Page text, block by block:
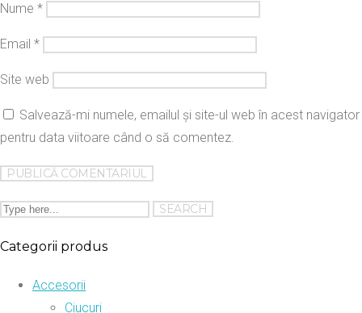
Nume *
Email *
Site web
Salvează-mi numele, emailul și site-ul web în acest navigator
pentru data viitoare când o să comentez.
Categorii produs
Accesorii
Ciucuri